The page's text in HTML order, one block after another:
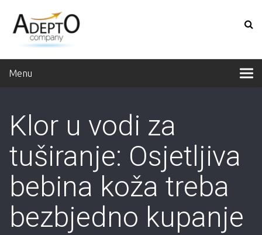
Menu
Klor u vodi za
tuširanje: Osjetljiva
bebina koža treba
bezbjedno kupanje